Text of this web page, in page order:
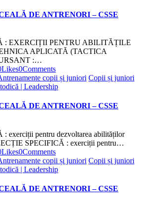
DE ANTRENORI – CSSE
: EXERCIȚII PENTRU ABILITĂȚILE
APLICATĂ (TACTICA
:…
Likes0Comments
copii și juniori Copii și juniori
| Leadership
DE ANTRENORI – CSSE
exerciții pentru dezvoltarea abilităților
SPECIFICĂ : exerciții pentru…
Likes0Comments
copii și juniori Copii și juniori
| Leadership
DE ANTRENORI – CSSE